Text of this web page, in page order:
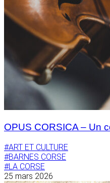
OPUS CORSICA – Un
#ART ET CULTURE
#BARNES CORSE
#LA CORSE
25 mars 2026